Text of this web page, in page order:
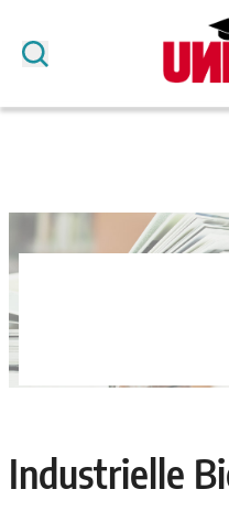
Industrielle